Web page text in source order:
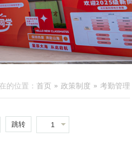
的位置： 首页 政策制度 考勤管理
跳转 1